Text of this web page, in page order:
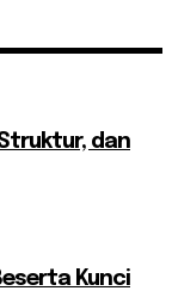
dan
Kunci